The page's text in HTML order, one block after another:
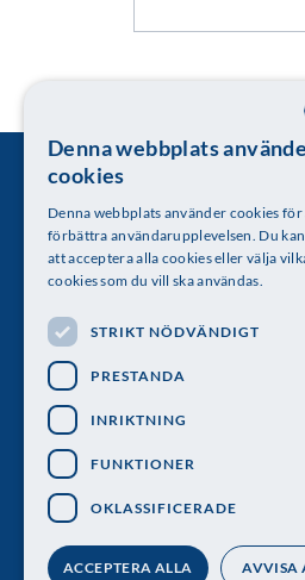
Kungl. Vetenskapsakademien
Besöksadress: Lilla Frescativägen
Telefon: 08-673 95 00
Denna webbplats
cookies
Denna webbplats använder cookies
förbättra användarupplevelsen. Du
att acceptera alla cookies eller välja
cookies som du vill ska användas.
STRIKT NÖDVÄNDIGT
PRESTANDA
INRIKTNING
FUNKTIONER
OKLASSIFICERADE
ACCEPTERA ALLA AVVISA